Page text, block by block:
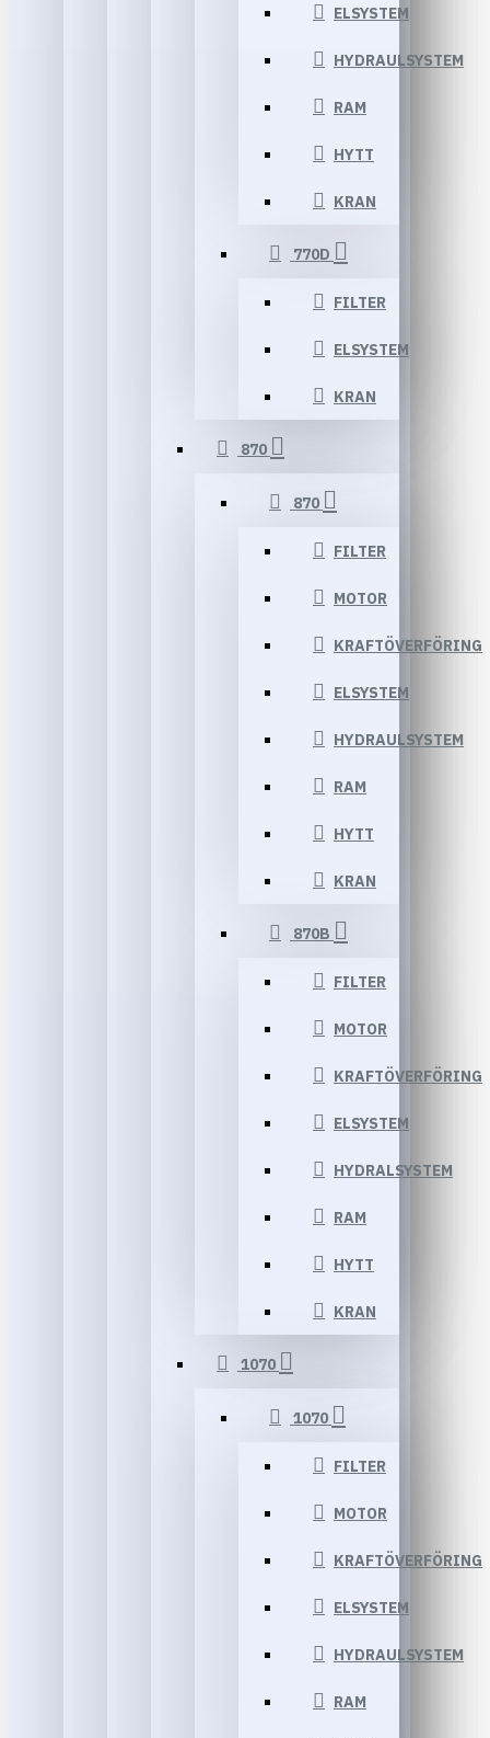
ELSYSTEM
HYDRAULSYSTEM
RAM
HYTT
KRAN
770D
FILTER
ELSYSTEM
KRAN
870
870
FILTER
MOTOR
KRAFTÖVERFÖRING
ELSYSTEM
HYDRAULSYSTEM
RAM
HYTT
KRAN
870B
FILTER
MOTOR
KRAFTÖVERFÖRING
ELSYSTEM
HYDRALSYSTEM
RAM
HYTT
KRAN
1070
1070
FILTER
MOTOR
KRAFTÖVERFÖRING
ELSYSTEM
HYDRAULSYSTEM
RAM